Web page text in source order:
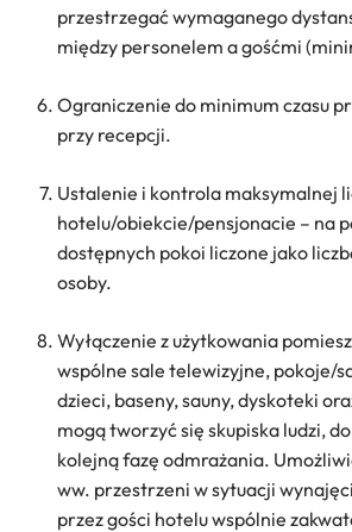
przestrzegać wymaganego
między personelem a gośćmi
Ograniczenie do minimum czasu
przy recepcji.
Ustalenie i kontrola maksymalnej
hotelu/obiekcie/pensjonacie – na
dostępnych pokoi liczone jako
osoby.
Wyłączenie z użytkowania
wspólne sale telewizyjne, pokoje/
dzieci, baseny, sauny, dyskoteki
mogą tworzyć się skupiska ludzi,
kolejną fazę odmrażania.
ww. przestrzeni w sytuacji
przez gości hotelu wspólnie